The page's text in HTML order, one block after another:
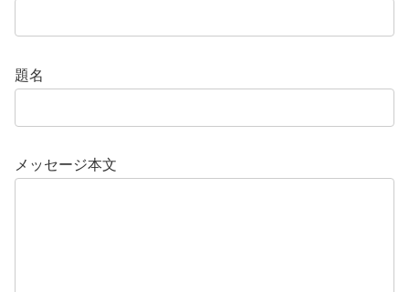
題名
メッセージ本文